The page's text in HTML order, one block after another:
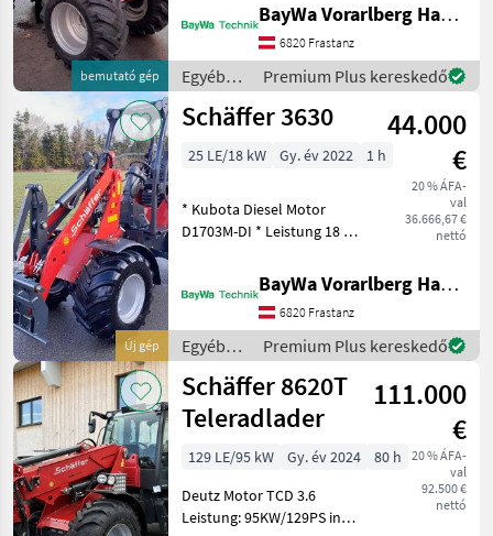
bemutató gép
Alapfelszereltség: Hátsó
súlyvéglemez Gyors
sebesség 20 km/h Világító
rendszer Hidrau
BayWa Vorarlberg HandelsGmbH BayWa Technik
6820 Frastanz
Egyéb
mezőgazdasági
erőgépek
Schäffer
Premium Plus kereskedő
Új gép
Schäffer 3630
44.000
€
20 % ÁFA-
val
36.666,67 €
nettó
25 LE/18 kW Gy. év 2022 1 h
* Kubota Diesel Motor
D1703M-DI * Leistung 18 KW
Ausgestattet mit:
Heckgewicht Endplatte,
Werkzeugverriegelung,
Rückhaltesystem
BayWa Vorarlberg HandelsGmbH BayWa Technik
6820 Frastanz
Egyéb
mezőgazdasági
erőgépek
/
Schäffer
Premium Plus kereskedő
Schäffer 8620T
Teleradlader
111.000
€
20 % ÁFA-
val
92.500 €
nettó
129 LE/95 kW Gy. év 2024
80 h
Deutz Motor TCD 3.6
Leistung: 95KW/129PS in